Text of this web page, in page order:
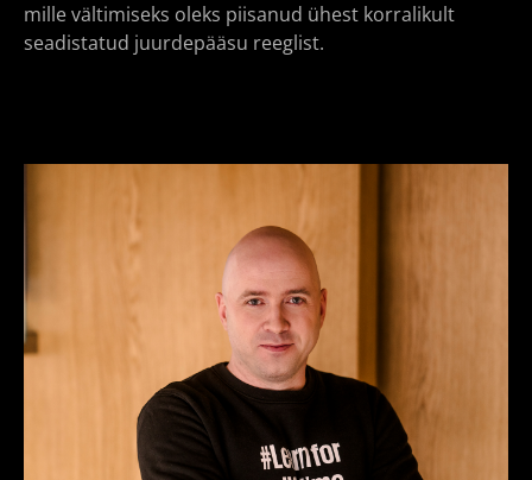
mille vältimiseks oleks piisanud ühest korralikult
seadistatud juurdepääsu reeglist.